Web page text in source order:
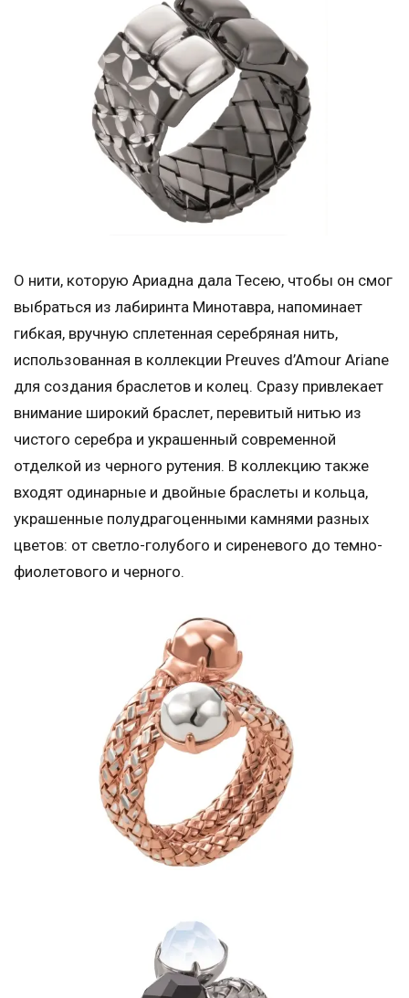
О нити, которую Ариадна дала Тесею, чтобы он смог
выбраться из лабиринта Минотавра, напоминает
гибкая, вручную сплетенная серебряная нить,
использованная в коллекции Preuves d’Amour Ariane
для создания браслетов и колец. Сразу привлекает
внимание широкий браслет, перевитый нитью из
чистого серебра и украшенный современной
отделкой из черного рутения. В коллекцию также
входят одинарные и двойные браслеты и кольца,
украшенные полудрагоценными камнями разных
цветов: от светло-голубого и сиреневого до темно-
фиолетового и черного.